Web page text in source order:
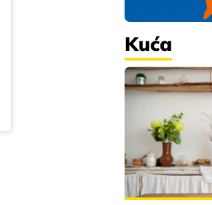
Kuća